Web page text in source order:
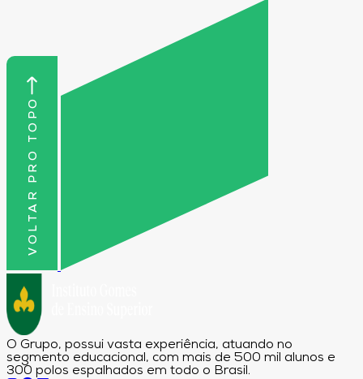
VOLTAR PRO TOPO
O Grupo, possui vasta experiência, atuando no
segmento educacional, com mais de 500 mil alunos e
300 polos espalhados em todo o Brasil.